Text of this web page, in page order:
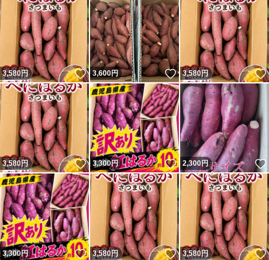
3,580円 いいね！
3,600円 いいね！
3,580円
3,580円 いいね！
3,300円 いいね！
2,300円
3,300円 いいね！
3,580円 いいね！
3,580円